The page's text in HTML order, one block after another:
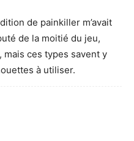
de painkiller m’avait
de la moitié du jeu,
mais ces types savent y
à utiliser.